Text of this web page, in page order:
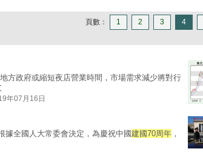
頁數： 1 2 3 4
地方政府或縮短夜店營業時間，市場需求減少將對行
年07月16日
據全國人大常委會決定，為慶祝中國建國70周年 ，